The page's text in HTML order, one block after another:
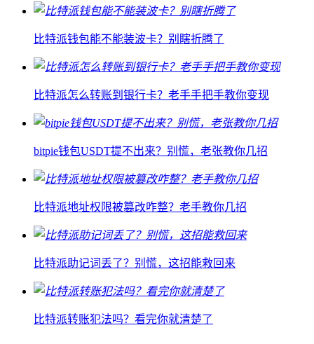
比特派钱包能不能装波卡？别瞎折腾了
比特派怎么转账到银行卡？老手手把手教你变现
bitpie钱包USDT提不出来？别慌，老张教你几招
比特派地址权限被篡改咋整？老手教你几招
比特派助记词丢了？别慌，这招能救回来
比特派转账犯法吗？看完你就清楚了